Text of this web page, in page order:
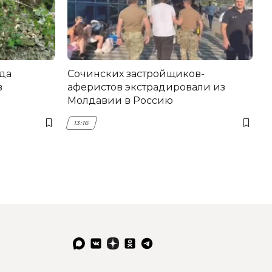
Сочинских застройщиков-
аферистов экстрадировали из
Молдавии в Россию
13:16